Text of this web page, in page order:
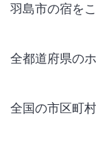
羽島市の宿を
全都道府県の
全国の市区町